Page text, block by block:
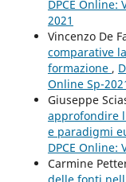
DPCE Online:
2021
Vincenzo De
comparative
formazione ,
Online Sp-
Giuseppe
approfondire
e paradigmi
DPCE Online:
Carmine